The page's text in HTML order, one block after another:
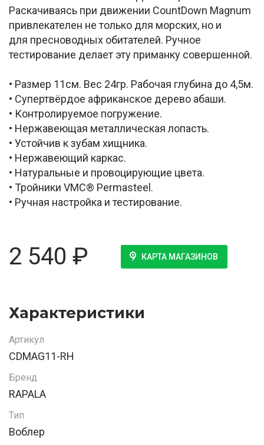
Раскачиваясь при движении CountDown Magnum
привлекателен не только для морских, но и
для пресноводных обитателей. Ручное
тестирование делает эту приманку совершенной.
• Размер 11см. Вес 24гр. Рабочая глубина до 4,5м.
• Супертвёрдое африканское дерево абаши.
• Контролируемое погружение.
• Нержавеющая металлическая лопасть.
• Устойчив к зубам хищника.
• Нержавеющий каркас.
• Натуральные и провоцирующие цвета.
• Тройники VMC® Permasteel.
• Ручная настройка и тестирование.
2 540 ₽ КАРТА МАГАЗИНОВ
Характеристики
Артикул
CDMAG11-RH
Бренд
RAPALA
Тип
Воблер